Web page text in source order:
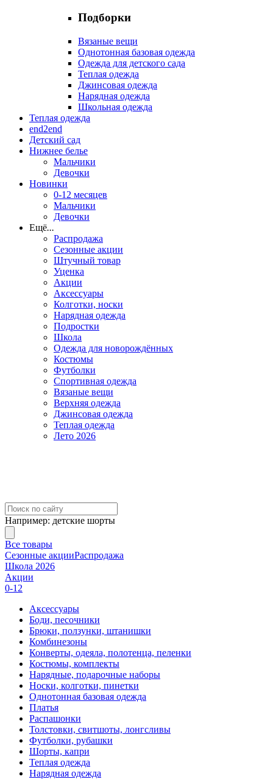
Подборки
Вязаные вещи
Однотонная базовая одежда
Одежда для детского сада
Теплая одежда
Джинсовая одежда
Нарядная одежда
Школьная одежда
Теплая одежда
end2end
Детский сад
Нижнее белье
Мальчики
Девочки
Новинки
0-12 месяцев
Мальчики
Девочки
Ещё...
Распродажа
Сезонные акции
Штучный товар
Уценка
Акции
Аксессуары
Колготки, носки
Нарядная одежда
Подростки
Школа
Одежда для новорождённых
Костюмы
Футболки
Спортивная одежда
Вязаные вещи
Верхняя одежда
Джинсовая одежда
Теплая одежда
Лето 2026
Например: детские шорты
Все товары
Сезонные акцииРаспродажа
Школа 2026
Акции
0-12
Аксессуары
Боди, песочники
Брюки, ползунки, штанишки
Комбинезоны
Конверты, одеяла, полотенца, пеленки
Костюмы, комплекты
Нарядные, подарочные наборы
Носки, колготки, пинетки
Однотонная базовая одежда
Платья
Распашонки
Толстовки, свитшоты, лонгсливы
Футболки, рубашки
Шорты, капри
Теплая одежда
Нарядная одежда